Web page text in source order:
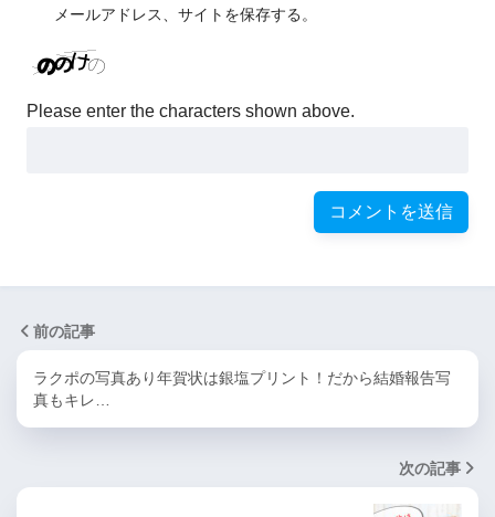
メールアドレス、サイトを保存する。
Please enter the characters shown above.
前の記事
ラクポの写真あり年賀状は銀塩プリント！だから結婚報告写
真もキレ…
次の記事